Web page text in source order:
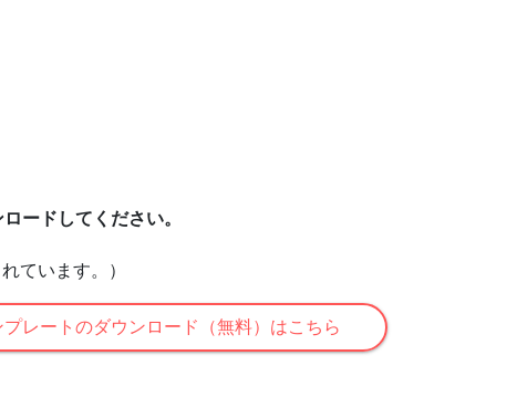
ードしてください。
ています。）
プレートのダウンロード（無料）はこちら